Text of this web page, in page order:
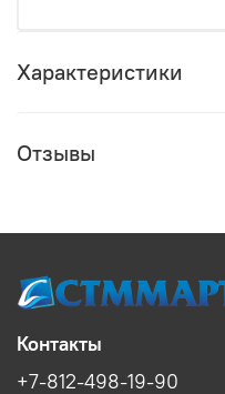
Характеристики
Отзывы
Контакты
+7-812-498-19-90